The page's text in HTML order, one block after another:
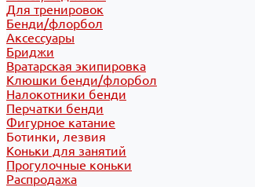
Для тренировок
Бенди/флорбол
Аксессуары
Бриджи
Вратарская экипировка
Клюшки бенди/флорбол
Налокотники бенди
Перчатки бенди
Фигурное катание
Ботинки, лезвия
Коньки для занятий
Прогулочные коньки
Распродажа